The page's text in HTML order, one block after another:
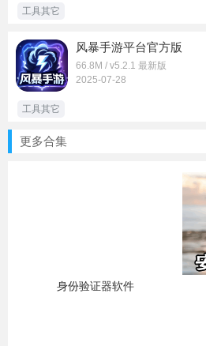
工具其它
风暴手游平台官方版
66.8M / v5.2.1 最新版
2025-07-28
工具其它
更多合集
身份验证器软件